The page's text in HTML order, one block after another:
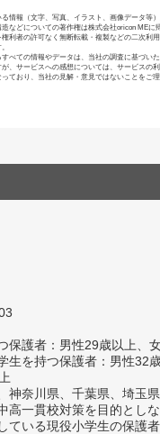
情報（文字、写真、イラスト、画像データ等
などについての著作権は株式会社oricon MEに
利者の許可なく無断転載・複製などの二次利用
べての情報やデータは、当社の調査に基づい
、サービスへの感想については、サービスの
ており、当社の見解・意見ではないことをご
保護者：男性29歳以上、
生を持つ保護者：男性32
神奈川県、千葉県、埼玉県
高一貫校対策を目的とし
ている現役小学生の保護